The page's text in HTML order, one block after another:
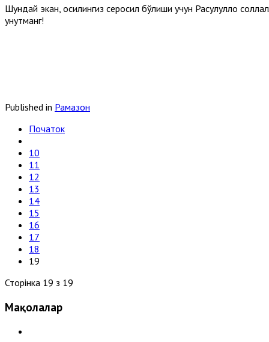
Шундай экан, ҳосилингиз серҳосил бўлиши учун Расулуллоҳ
унутманг!
Published in Рамазон
Початок
10
11
12
13
14
15
16
17
18
19
Сторінка 19 з 19
Мақолалар